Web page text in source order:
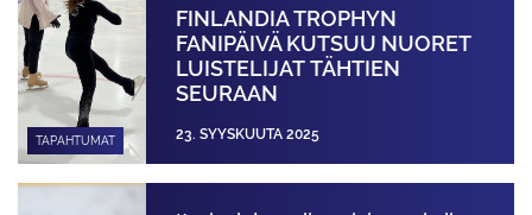
TAPAHTUMAT
FINLANDIA TROPHYN
FANIPÄIVÄ KUTSUU NUORET
LUISTELIJAT TÄHTIEN
SEURAAN
23. SYYSKUUTA 2025